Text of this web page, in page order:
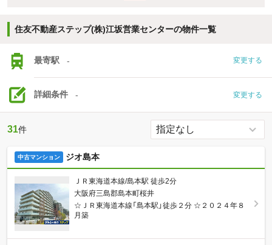
住友不動産ステップ(株)江坂営業センターの物件一覧
最寄駅 - 変更する
詳細条件 - 変更する
31件
中古マンション ジオ島本
ＪＲ東海道本線/島本駅 徒歩2分
大阪府三島郡島本町桜井
☆ＪＲ東海道本線「島本駅」徒歩２分 ☆２０２４年８
月築